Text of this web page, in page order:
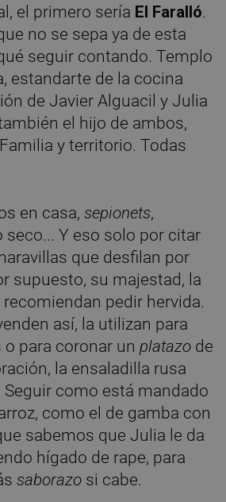
el primero sería El Faralló.
no se sepa ya de esta
seguir contando. Templo
estandarte de la cocina
de Javier Alguacil y Julia
el hijo de ambos,
y territorio. Todas
en casa,sepionets,
seco... Y eso solo por citar
que desfilan por
supuesto, su majestad, la
pedir hervida.
así, la utilizan para
o para coronar unplatazo de
la ensaladilla rusa
como está mandado
como el de gamba con
sabemos que Julia le da
hígado de rape, para
saborazo si cabe.